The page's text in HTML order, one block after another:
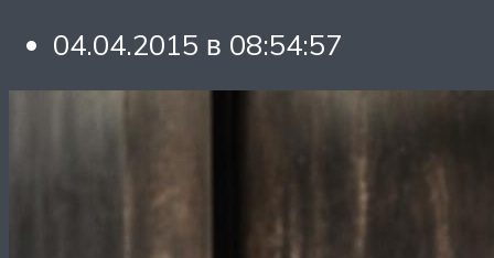
04.04.2015 в 08:54:57